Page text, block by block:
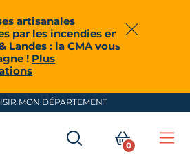
artisanales
par les incendies en
Landes : la CMA vous
! Plus
Fermer
MON DÉPARTEMENT
RECHERCHER
MON
0